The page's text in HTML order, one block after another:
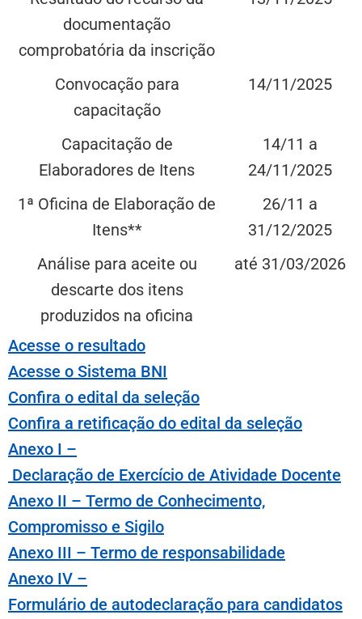
documentação
comprobatória da inscrição
Convocação para
capacitação
14/11/2025
Capacitação de
Elaboradores de Itens
14/11 a
24/11/2025
1ª Oficina de Elaboração de
Itens**
26/11 a
31/12/2025
Análise para aceite ou
descarte dos itens
produzidos na oficina
até 31/03/2026
Acesse o resultado
Acesse o Sistema BNI
Confira o edital da seleção
Confira a retificação do edital da seleção
Anexo I –
Declaração de Exercício de Atividade Docente
Anexo II – Termo de Conhecimento,
Compromisso e Sigilo
Anexo III – Termo de responsabilidade
Anexo IV –
Formulário de autodeclaração para candidatos